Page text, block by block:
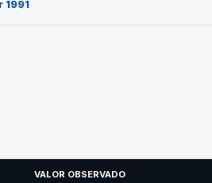
1991
VALOR OBSERVADO